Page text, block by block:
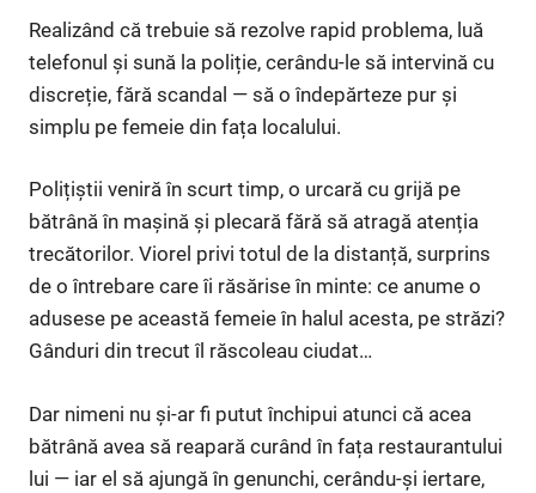
Realizând că trebuie să rezolve rapid problema, luă
telefonul și sună la poliție, cerându-le să intervină cu
discreție, fără scandal — să o îndepărteze pur și
simplu pe femeie din fața localului.
Polițiștii veniră în scurt timp, o urcară cu grijă pe
bătrână în mașină și plecară fără să atragă atenția
trecătorilor. Viorel privi totul de la distanță, surprins
de o întrebare care îi răsărise în minte: ce anume o
adusese pe această femeie în halul acesta, pe străzi?
Gânduri din trecut îl răscoleau ciudat…
Dar nimeni nu și-ar fi putut închipui atunci că acea
bătrână avea să reapară curând în fața restaurantului
lui — iar el să ajungă în genunchi, cerându-și iertare,